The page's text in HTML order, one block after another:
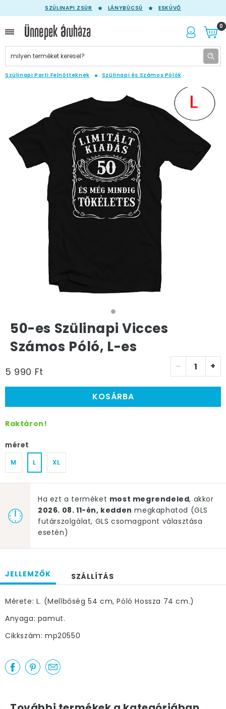
SZÜLINAPI ZSÚR LÁNYBÚCSÚ ESKÜVŐ
0
Szülinapi Parti Felnőtteknek Szülinapi és Számos Pólók
50-es Szülinapi Vicces
Számos Póló, L-es
5 990 Ft - +
KOSÁRBA
Raktáron!
méret
M L XL
Ha ezt a terméket most megrendeled, akkor
2026. 08. 11-én, kedden megkaphatod (GLS
futárszolgálat, GLS csomagpont választása
esetén)
JELLEMZŐK SZÁLLÍTÁS
Mérete: L. (Mellbőség 54 cm, Póló Hossza 74 cm.)
Anyaga: pamut.
Cikkszám: mp20550